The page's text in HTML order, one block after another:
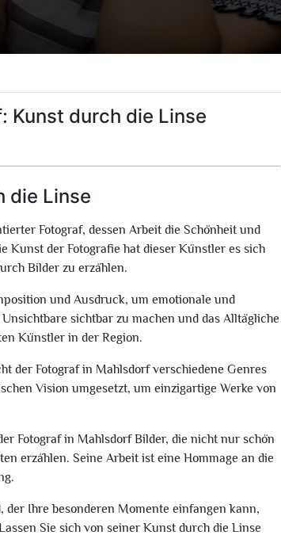
Kunst durch die Linse
die Linse
Fotograf, dessen Arbeit die Schönheit und
Kunst der Fotografie hat dieser Künstler es sich
Bilder zu erzählen.
und Ausdruck, um emotionale und
sichtbar zu machen und das Alltägliche
Künstler in der Region.
der Fotograf in Mahlsdorf verschiedene Genres
Vision umgesetzt, um einzigartige Werke von
Fotograf in Mahlsdorf Bilder, die nicht nur schön
erzählen. Seine Arbeit ist eine Hommage an die
Ihre besonderen Momente einfangen kann,
Sie sich von seiner Kunst durch die Linse